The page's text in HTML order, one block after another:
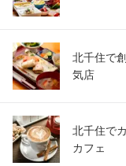
北千住で
気店
北千住で
カフェ